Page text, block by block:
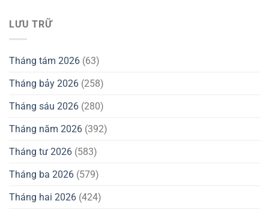
LƯU TRỮ
Tháng tám 2026 (63)
Tháng bảy 2026 (258)
Tháng sáu 2026 (280)
Tháng năm 2026 (392)
Tháng tư 2026 (583)
Tháng ba 2026 (579)
Tháng hai 2026 (424)